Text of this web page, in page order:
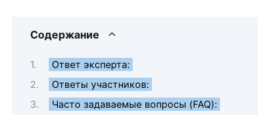
Содержание
Ответ эксперта:
Ответы участников:
Часто задаваемые вопросы (FAQ):